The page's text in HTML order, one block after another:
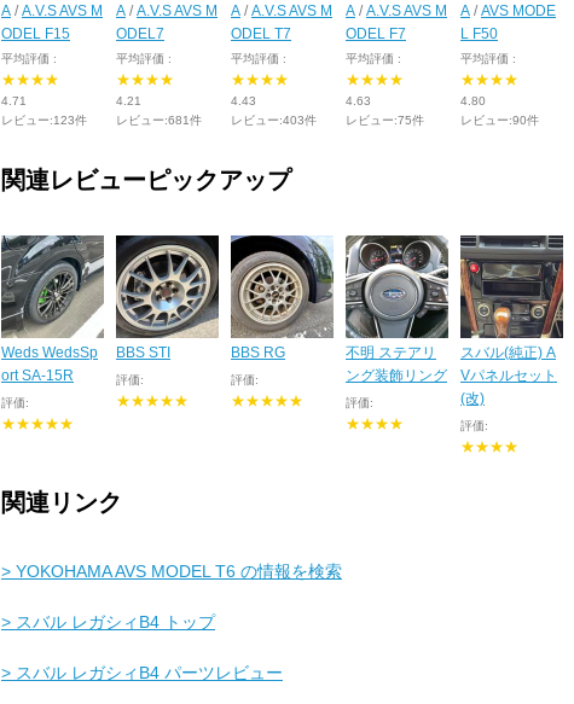
A /A.V.S AVS M
ODEL F15
平均評価 :
★★★★
4.71
レビュー:123件
A /A.V.S AVS M
ODEL7
平均評価 :
★★★★
4.21
レビュー:681件
A /A.V.S AVS M
ODEL T7
平均評価 :
★★★★
4.43
レビュー:403件
A /A.V.S AVS M
ODEL F7
平均評価 :
★★★★
4.63
レビュー:75件
A /AVS MODE
L F50
平均評価 :
★★★★
4.80
レビュー:90件
関連レビューピックアップ
Weds WedsSp
ort SA-15R
評価:
★★★★★
BBS STI
評価:
★★★★★
BBS RG
評価:
★★★★★
不明 ステアリ
ング装飾リング
評価:
★★★★
スバル(純正) A
Vパネルセット
(改)
評価:
★★★★
関連リンク
> YOKOHAMA AVS MODEL T6 の情報を検索
> スバル レガシィB4 トップ
> スバル レガシィB4 パーツレビュー